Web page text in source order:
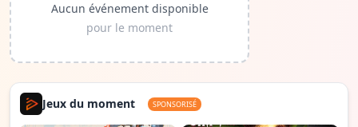
Aucun événement disponible
pour le moment
Jeux du moment SPONSORISÉ